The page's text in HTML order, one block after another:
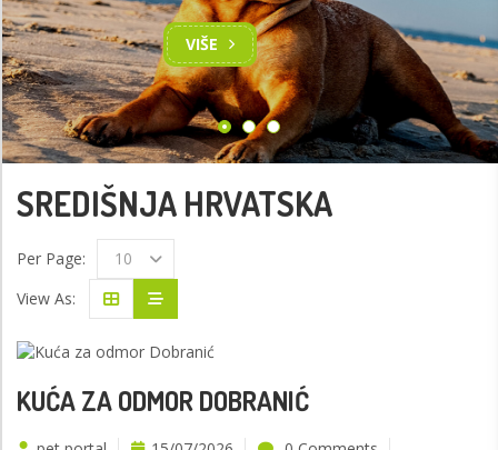
VIŠE
SREDIŠNJA HRVATSKA
Per Page:
10
View As:
KUĆA ZA ODMOR DOBRANIĆ